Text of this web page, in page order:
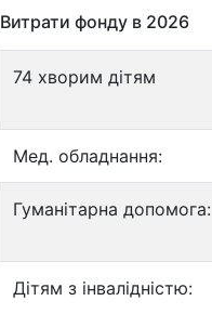
Витрати фонду в 2026
74 хворим дітям
Мед. обладнання:
Гуманітарна допомога:
Дітям з інвалідністю: